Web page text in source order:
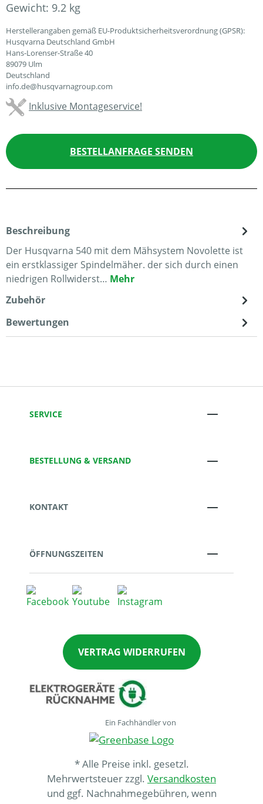
Gewicht: 9.2 kg
Herstellerangaben gemäß EU-Produktsicherheitsverordnung (GPSR):
Husqvarna Deutschland GmbH
Hans-Lorenser-Straße 40
89079 Ulm
Deutschland
info.de@husqvarnagroup.com
Inklusive Montageservice!
BESTELLANFRAGE SENDEN
Beschreibung
Der Husqvarna 540 mit dem Mähsystem Novolette ist
ein erstklassiger Spindelmäher. der sich durch einen
niedrigen Rollwiderst… Mehr
Zubehör
Bewertungen
SERVICE
BESTELLUNG & VERSAND
KONTAKT
ÖFFNUNGSZEITEN
VERTRAG WIDERRUFEN
Ein Fachhändler von
* Alle Preise inkl. gesetzl.
Mehrwertsteuer zzgl. Versandkosten
und ggf. Nachnahmegebühren, wenn